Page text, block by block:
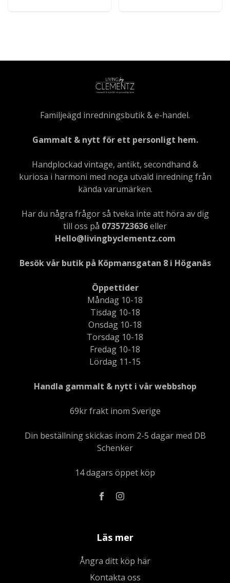
Familjeägd inredningsbutik & e-handel.
Gammalt & nytt för ett personligt hem.
Handplockad vintage, antikt, secondhand &
kuriosa i harmoni med noga utvald inredning från
kända varumärken.
Har du några frågor så tveka inte att höra av dig
till oss på 0735723636eller
Hello@livingbyclementz.com
Besök vår butik på Köpmansgatan 8 i Höganäs
Öppettider
Måndag 10-18
Tisdag 10-18
Onsdag 10-18
Torsdag 10-18
Fredag 10-18
Lördag 11-15
Handla gammalt & nytt i vår webbshop
69kr frakt inom Sverige
Din beställning skickas inom 2-5 dagar med DB
Schenker
14 dagars öppet köp
Läs mer
Ångra ditt köp här
Kontakta oss